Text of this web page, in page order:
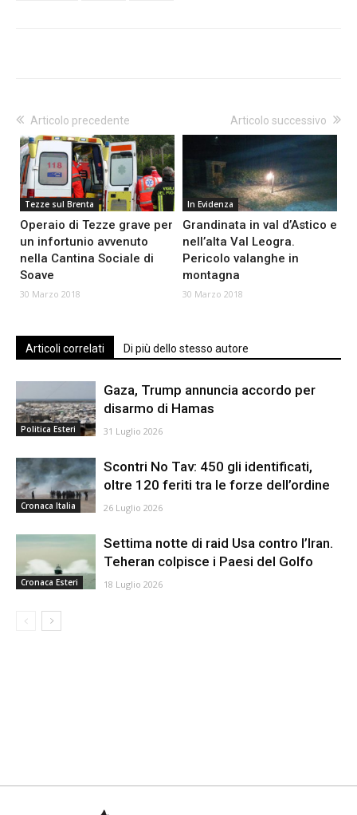
Articolo precedente
Tezze sul Brenta
Operaio di Tezze grave per
un infortunio avvenuto
nella Cantina Sociale di
Soave
30 Marzo 2018
Articolo successivo
In Evidenza
Grandinata in val d’Astico e
nell’alta Val Leogra.
Pericolo valanghe in
montagna
30 Marzo 2018
Articoli correlati Di più dello stesso autore
Politica Esteri
Gaza, Trump annuncia accordo per
disarmo di Hamas
31 Luglio 2026
Cronaca Italia
Scontri No Tav: 450 gli identificati,
oltre 120 feriti tra le forze dell’ordine
26 Luglio 2026
Cronaca Esteri
Settima notte di raid Usa contro l’Iran.
Teheran colpisce i Paesi del Golfo
18 Luglio 2026